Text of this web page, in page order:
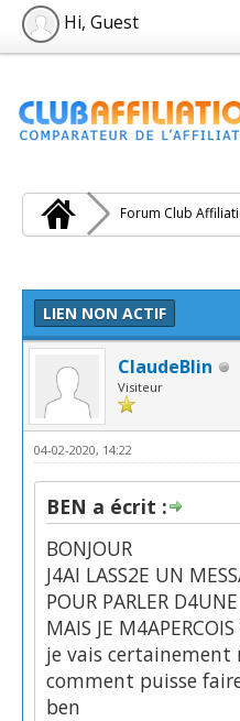
Hi, Guest
Forum Club
LIEN NON ACTIF
ClaudeBlin
Visiteur
04-02-2020, 14:22
BEN a écrit :
BONJOUR
J4AI LASS2E UN
POUR PARLER
MAIS JE
je vais
comment puisse
ben